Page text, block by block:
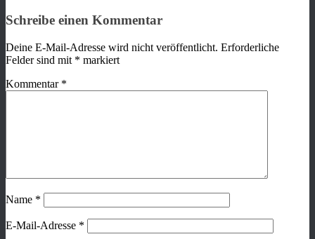
Schreibe einen Kommentar
Deine E-Mail-Adresse wird nicht veröffentlicht. Erforderliche
Felder sind mit * markiert
Kommentar *
Name *
E-Mail-Adresse *